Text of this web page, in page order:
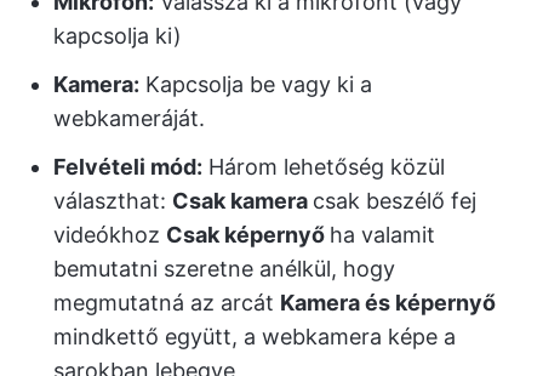
kapcsolja ki)
Kamera: Kapcsolja be vagy ki a
webkameráját.
Felvételi mód: Három lehetőség közül
választhat: Csak kamera csak beszélő fej
videókhoz Csak képernyő ha valamit
bemutatni szeretne anélkül, hogy
megmutatná az arcát Kamera és képernyő
mindkettő együtt, a webkamera képe a
sarokban lebegve